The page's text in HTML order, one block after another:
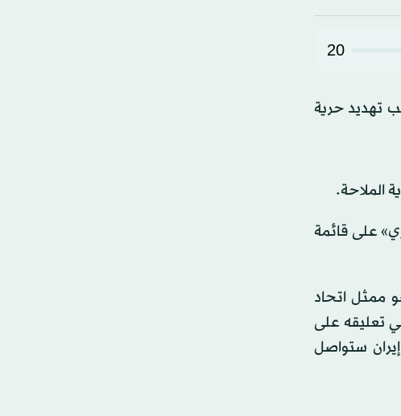
20
تهديد حرية
الملاحة.
على قائمة
ممثل اتحاد
تعليقه على
ستواصل